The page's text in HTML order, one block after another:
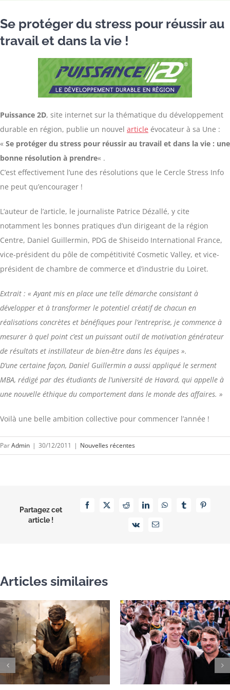
Se protéger du stress pour réussir au
travail et dans la vie !
Puissance 2D, site internet sur la thématique du développement
durable en région, publie un nouvel article évocateur à sa Une :
« Se protéger du stress pour réussir au travail et dans la vie : une
bonne résolution à prendre« .
C’est effectivement l’une des résolutions que le Cercle Stress Info
ne peut qu’encourager !
L’auteur de l’article, le journaliste Patrice Dézallé, y cite
notamment les bonnes pratiques d’un dirigeant de la région
Centre, Daniel Guillermin, PDG de Shiseido International France,
vice-président du pôle de compétitivité Cosmetic Valley, et vice-
président de chambre de commerce et d’industrie du Loiret.
Extrait : « Ayant mis en place une telle démarche consistant à
développer et à transformer le potentiel créatif de chacun en
réalisations concrètes et bénéfiques pour l’entreprise, je commence à
mesurer à quel point c’est un puissant outil de motivation générateur
de résultats et instillateur de bien-être dans les équipes ».
D’une certaine façon, Daniel Guillermin a aussi appliqué le serment
MBA, rédigé par des étudiants de l’université de Havard, qui appelle à
une nouvelle éthique du comportement dans le monde des affaires. »
Voilà une belle ambition collective pour commencer l’année !
ParAdmin | 30/12/2011 | Nouvelles récentes
Partagez cet
article !
Facebook
X RedditLinkedInWhatsAppTumblrPinterest
Vk Email
Articles similaires